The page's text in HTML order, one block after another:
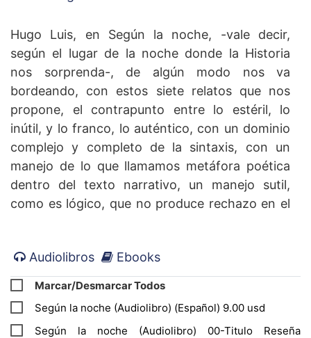
Hugo Luis, en Según la noche, -vale decir,
según el lugar de la noche donde la Historia
nos sorprenda-, de algún modo nos va
bordeando, con estos siete relatos que nos
propone, el contrapunto entre lo estéril, lo
inútil, y lo franco, lo auténtico, con un dominio
complejo y completo de la sintaxis, con un
manejo de lo que llamamos metáfora poética
dentro del texto narrativo, un manejo sutil,
como es lógico, que no produce rechazo en el
mismo tiempo permite una cierta dejadez para
que esa propia historia finalice cuando quiere,
como una lenta gota de agua.
Audiolibros Ebooks
Marcar/Desmarcar Todos
Según la noche (Audiolibro) (Español) 9.00 usd
Según la noche (Audiolibro) 00-Titulo Reseña